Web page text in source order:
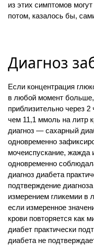
из этих симптомов
потом, казалось бы,
Диагноз
Если концентрация
в любой момент
приблизительно через
чем 11,1 ммоль на литр
диагноз — сахарный
одновременно
мочеиспускание, жажда
одновременно
диагноз диабета
подтверждение
измерением гликемии в
если измеренное
крови повторяется как
диабет практически
диабета не